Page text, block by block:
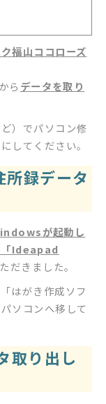
福山ココローズ
ら データを取り
）でパソコン修
してください。
録データ
が起動し
Ideapad
だきました。
はがき作成ソフ
ソコンへ移して
取り出し